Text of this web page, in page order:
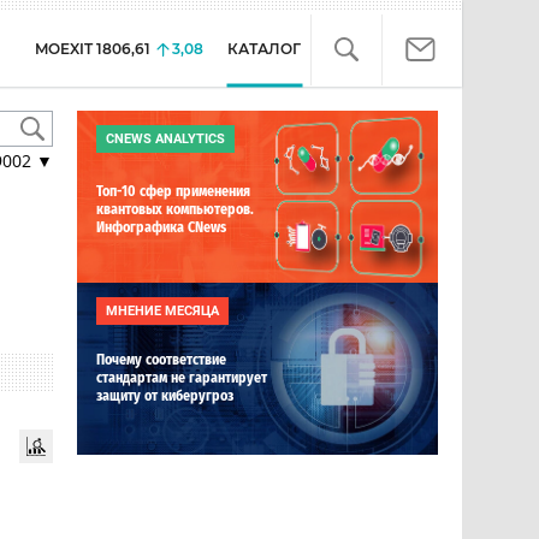
MOEXIT 1806,61 3,08 КАТАЛОГ
▼
CNEWS ANALYTICS
Топ-10 сфер применения
квантовых компьютеров.
Инфографика CNews
МНЕНИЕ МЕСЯЦА
Почему соответствие
стандартам не гарантирует
защиту от киберугроз